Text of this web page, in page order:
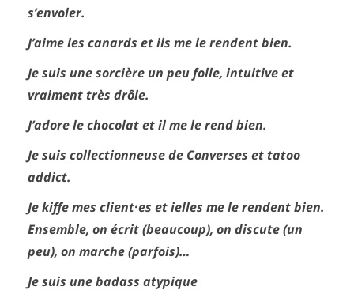
s’envoler.
J’aime les canards et ils me le rendent bien.
Je suis une sorcière un peu folle, intuitive et
vraiment très drôle.
J’adore le chocolat et il me le rend bien.
Je suis collectionneuse de Converses et tatoo
addict.
Je kiffe mes client·es et ielles me le rendent bien.
Ensemble, on écrit (beaucoup), on discute (un
peu), on marche (parfois)…
Je suis une badass atypique